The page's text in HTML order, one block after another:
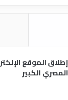
إطلاق الموقع
المصري الكبير